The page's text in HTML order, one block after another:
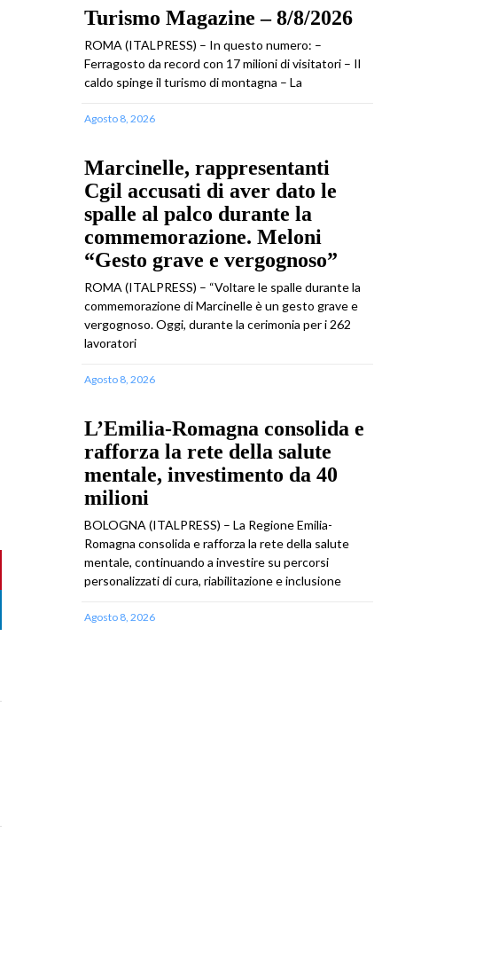
Turismo Magazine – 8/8/2026
ROMA (ITALPRESS) – In questo numero: –
Ferragosto da record con 17 milioni di visitatori – Il
caldo spinge il turismo di montagna – La
Agosto 8, 2026
Marcinelle, rappresentanti
Cgil accusati di aver dato le
spalle al palco durante la
commemorazione. Meloni
“Gesto grave e vergognoso”
ROMA (ITALPRESS) – “Voltare le spalle durante la
commemorazione di Marcinelle è un gesto grave e
vergognoso. Oggi, durante la cerimonia per i 262
lavoratori
Agosto 8, 2026
L’Emilia-Romagna consolida e
rafforza la rete della salute
mentale, investimento da 40
milioni
BOLOGNA (ITALPRESS) – La Regione Emilia-
Romagna consolida e rafforza la rete della salute
mentale, continuando a investire su percorsi
personalizzati di cura, riabilitazione e inclusione
Agosto 8, 2026